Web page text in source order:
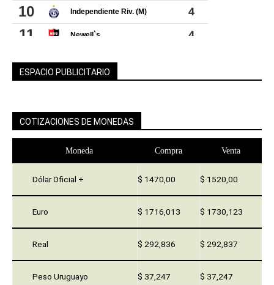
ESPACIO PUBLICITARIO
COTIZACIONES DE MONEDAS
Moneda Compra Venta
Dólar Oficial + $ 1470,00 $ 1520,00
Euro $ 1716,013 $ 1730,123
Real $ 292,836 $ 292,837
Peso Uruguayo $ 37,247 $ 37,247